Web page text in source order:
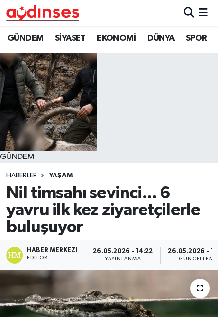
GÜNDEM SİYASET EKONOMİ DÜNYA SPOR
GÜNDEM
HABERLER YAŞAM
Nil timsahı sevinci... 6
yavru ilk kez ziyaretçilerle
buluşuyor
HABER MERKEZI
EDITÖR
26.05.2026 - 14:22
YAYINLANMA
26.05.2026 -
GÜNCELLEME
GÜNDEM
SİYASET
EKONOMİ
DÜNYA
SPOR
MAGAZİN
YAŞAM
Nöbetçi Eczaneler
Hava Durumu
Aydin Namaz Vakitleri
Trafik Durumu
Süper Lig Puan Durumu ve Fikstür
Tüm Manşetler
Son Dakika Haberleri
Haber Arşivi